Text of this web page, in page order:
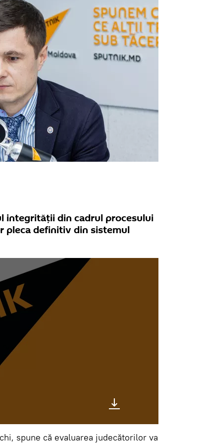
integrității din cadrul procesului
pleca definitiv din sistemul
spune că evaluarea judecătorilor va